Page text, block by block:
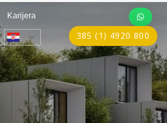
Karijera
385 (1) 4920 800